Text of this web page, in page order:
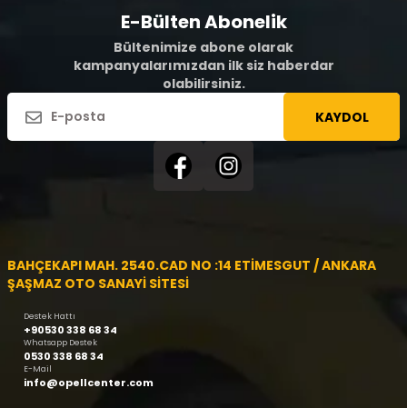
E-Bülten Abonelik
Bültenimize abone olarak
kampanyalarımızdan ilk siz haberdar
olabilirsiniz.
KAYDOL
BAHÇEKAPI MAH. 2540.CAD NO :14 ETİMESGUT / ANKARA
ŞAŞMAZ OTO SANAYİ SİTESİ
Destek Hattı
+90530 338 68 34
Whatsapp Destek
0530 338 68 34
E-Mail
info@opellcenter.com